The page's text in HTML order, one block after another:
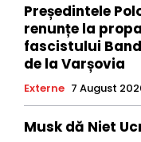
Președintele
renunțe la
fascistului
de la Varșovia
Externe 7 August
Musk dă Niet